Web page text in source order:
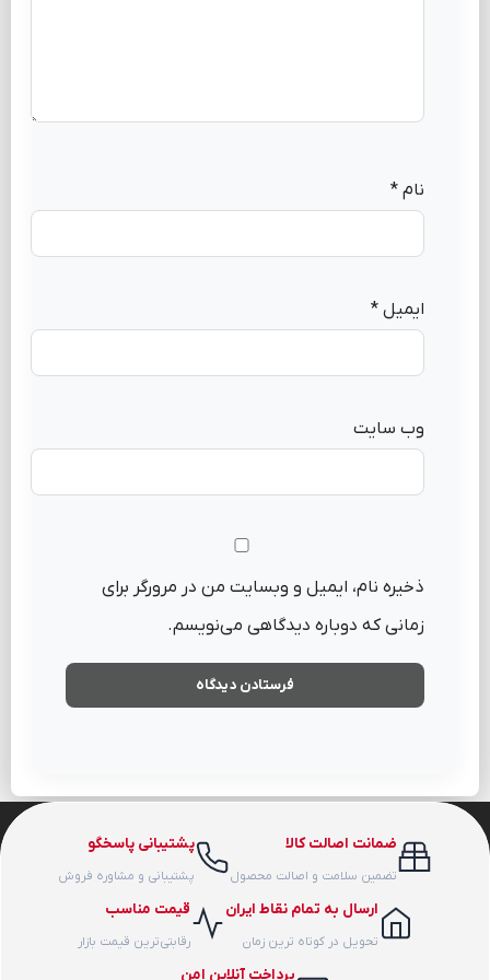
نام *
ایمیل *
وب‌ سایت
ذخیره نام، ایمیل و وبسایت من در مرورگر برای
زمانی که دوباره دیدگاهی می‌نویسم.
ضمانت اصالت کالا
تضمین سلامت و اصالت محصول
پشتیبانی پاسخگو
پشتیبانی و مشاوره فروش
ارسال به تمام نقاط ایران
تحویل در کوتاه ترین زمان
قیمت مناسب
رقابتی‌ترین قیمت بازار
پرداخت آنلاین امن